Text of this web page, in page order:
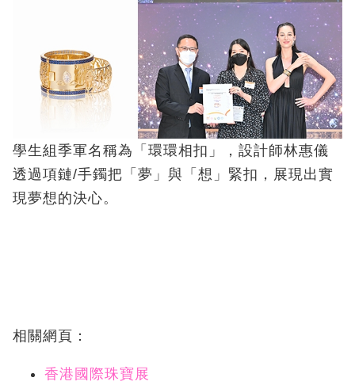
學生組季軍名稱為「環環相扣」，設計師林惠儀
透過項鏈/手鐲把「夢」與「想」緊扣，展現出實
現夢想的決心。
相關網頁：
香港國際珠寶展